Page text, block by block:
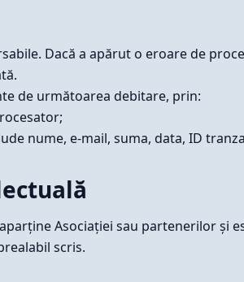
Dacă a apărut o eroare de
de următoarea debitare, prin:
nume, e-mail, suma, data, ID
Asociației sau partenerilor și
scris.